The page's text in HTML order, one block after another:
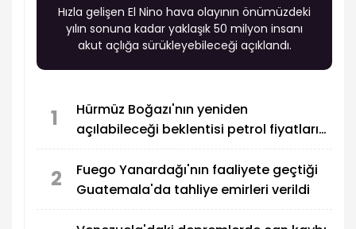
Hızla gelişen El Nino hava olayının önümüzdeki
yılın sonuna kadar yaklaşık 50 milyon insanı
akut açlığa sürükleyebileceği açıklandı.
1
Hürmüz Boğazı'nın yeniden
açılabileceği beklentisi petrol fiyatlarını
2
Fuego Yanardağı'nın faaliyete geçtiği
Guatemala'da tahliye emirleri verildi